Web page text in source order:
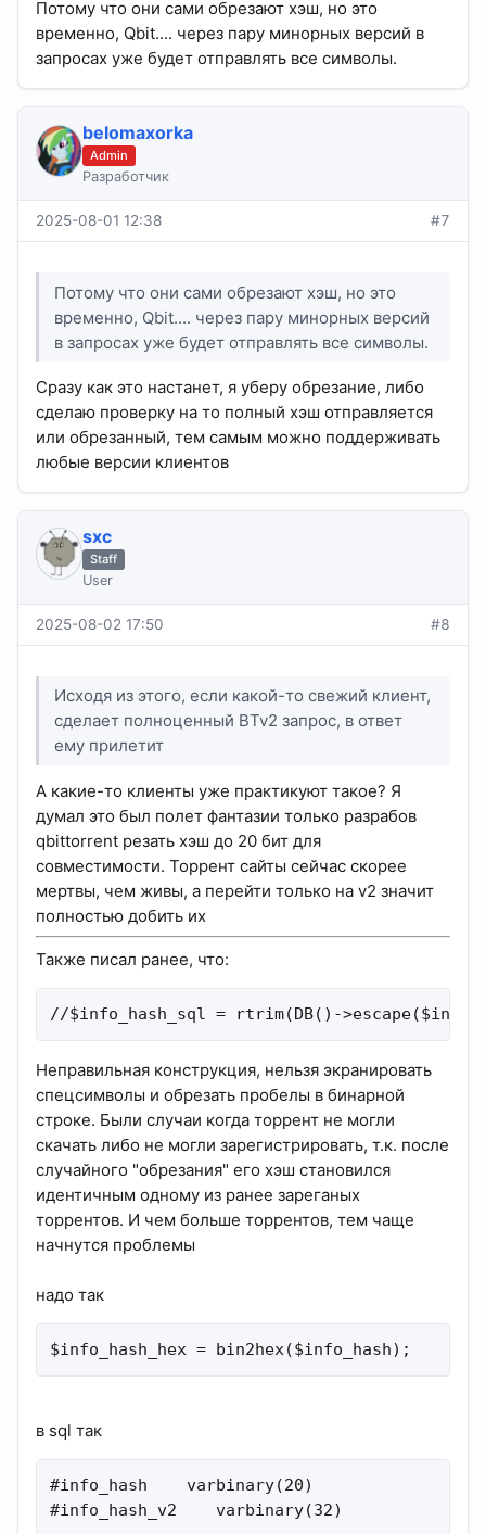
Потому что они сами обрезают хэш, но это
временно, Qbit.... через пару минорных версий в
запросах уже будет отправлять все символы.
belomaxorka
Admin
Разработчик
2025-08-01 12:38 #7
Потому что они сами обрезают хэш, но это
временно, Qbit.... через пару минорных версий
в запросах уже будет отправлять все символы.
Сразу как это настанет, я уберу обрезание, либо
сделаю проверку на то полный хэш отправляется
или обрезанный, тем самым можно поддерживать
любые версии клиентов
sхс
Staff
User
2025-08-02 17:50 #8
Исходя из этого, если какой-то свежий клиент,
сделает полноценный BTv2 запрос, в ответ
ему прилетит
А какие-то клиенты уже практикуют такое? Я
думал это был полет фантазии только разрабов
qbittorrent резать хэш до 20 бит для
совместимости. Торрент сайты сейчас скорее
мертвы, чем живы, а перейти только на v2 значит
полностью добить их
Также писал ранее, что:
//$info_hash_sql = rtrim(DB()-
Неправильная конструкция, нельзя экранировать
спецсимволы и обрезать пробелы в бинарной
строке. Были случаи когда торрент не могли
скачать либо не могли зарегистрировать, т.к. после
случайного "обрезания" его хэш становился
идентичным одному из ранее зареганых
торрентов. И чем больше торрентов, тем чаще
начнутся проблемы
надо так
$info_hash_hex = bin2hex($info_hash);
в sql так
#info_hash    varbinary(20)
#info_hash_v2    varbinary(32)